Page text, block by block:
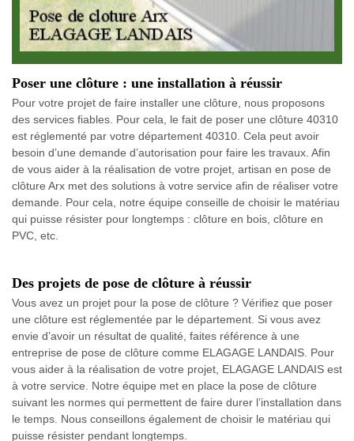
Poser une clôture : une installation à réussir
Pour votre projet de faire installer une clôture, nous proposons
des services fiables. Pour cela, le fait de poser une clôture 40310
est réglementé par votre département 40310. Cela peut avoir
besoin d’une demande d’autorisation pour faire les travaux. Afin
de vous aider à la réalisation de votre projet, artisan en pose de
clôture Arx met des solutions à votre service afin de réaliser votre
demande. Pour cela, notre équipe conseille de choisir le matériau
qui puisse résister pour longtemps : clôture en bois, clôture en
PVC, etc.
Des projets de pose de clôture à réussir
Vous avez un projet pour la pose de clôture ? Vérifiez que poser
une clôture est réglementée par le département. Si vous avez
envie d’avoir un résultat de qualité, faites référence à une
entreprise de pose de clôture comme ELAGAGE LANDAIS. Pour
vous aider à la réalisation de votre projet, ELAGAGE LANDAIS est
à votre service. Notre équipe met en place la pose de clôture
suivant les normes qui permettent de faire durer l’installation dans
le temps. Nous conseillons également de choisir le matériau qui
puisse résister pendant longtemps.